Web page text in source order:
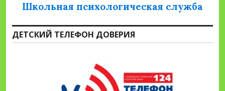
Школьная психологическая служба
ДЕТСКИЙ ТЕЛЕФОН ДОВЕРИЯ